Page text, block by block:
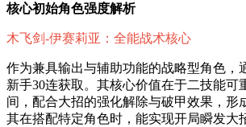
核心初始角色强度解析
木飞剑-伊赛莉亚：全能战术核心
作为兼具输出与辅助功能的战略型角色，
新手30连获取。其核心价值在于二技能可
间，配合大招的强化解除与破甲效果，形
其在搭配特定角色时，能实现开局瞬发大